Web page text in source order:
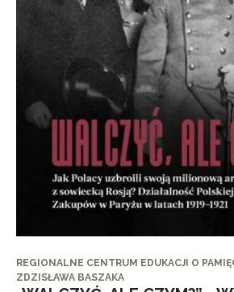
REGIONALNE CENTRUM EDUKACJI O
ZDZISŁAWA BASZAKA